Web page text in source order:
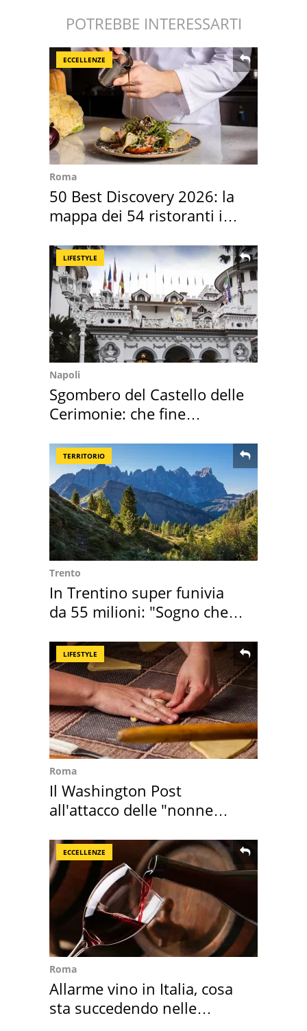
POTREBBE INTERESSARTI
ECCELLENZE
Roma
50 Best Discovery 2026: la
mappa dei 54 ristoranti in
LIFESTYLE
Napoli
Sgombero del Castello delle
Cerimonie: che fine
TERRITORIO
Trento
In Trentino super funivia
da 55 milioni: "Sogno che si
LIFESTYLE
Roma
Il Washington Post
all'attacco delle "nonne
ECCELLENZE
Roma
Allarme vino in Italia, cosa
sta succedendo nelle